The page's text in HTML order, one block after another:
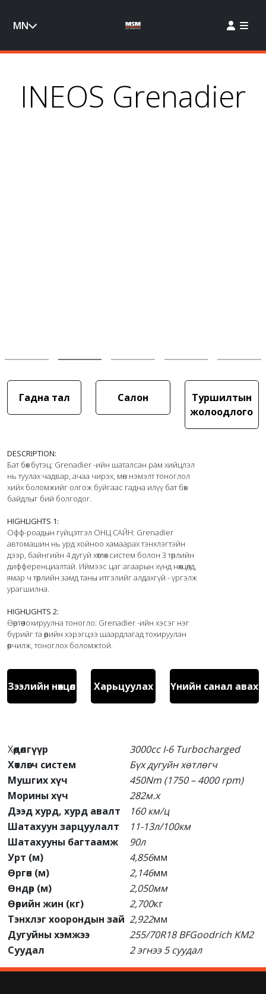
MN
INEOS Grenadier
Гадна тал Салон
Туршилтын
жолоодлого
DESCRIPTION:
Бат бөх бүтэц: Grenadier -ийн шаталсан рам хийцлэл
нь туулах чадвар, ачаа чирэх, мөн нэмэлт тоноглол
хийх боломжийг олгож буйгаас гадна илүү бат бөх
байдлыг бий болгодог.
HIGHLIGHTS 1:
Офф-роадын гүйцэтгэл ОНЦ САЙН: Grenadier
автомашин нь урд хойноо хамаарах тэнхлэгтэйн
дээр, байнгийн 4 дугуй хөтлөх систем болон 3 төрлийн
дифференциалтай. Иймээс цаг агаарын хүнд нөхцөлд,
ямар ч төрлийн замд таны итгэлийг алдахгүй - үргэлж
урагшилна.
HIGHLIGHTS 2:
Өөртөө тохируулна тоногло: Grenadier -ийн хэсэг нэг
бүрийг та өөрийн хэрэгцээ шаардлагад тохируулан
Зээлийн нөхцөл Харьцуулах Үнийн санал авах
Хөдөлгүүр
3000cc I-6 Turbocharged
Хөтлөгч систем
Бүх дугуйн хөтлөгч
Мушгих хүч
450Nm (1750 – 4000 rpm)
Морины хүч
282м.х
Дээд хурд, хурд авалт
160 км/ц
Шатахуун зарцуулалт
11-13л/100км
Шатахууны багтаамж
90л
Урт (м)
4,856мм
Өргөн (м)
2,146мм
Өндөр (м)
2,050мм
Өөрийн жин (кг)
2,700кг
Тэнхлэг хоорондын зай 2,922мм
Дугуйны хэмжээ
255/70R18 BFGoodrich KM2
Суудал
2 эгнээ 5 суудал